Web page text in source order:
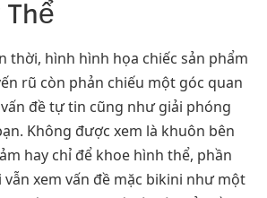
Thể
thời, hình hình họa chiếc sản phẩm
rũ còn phản chiếu một góc quan
đề tự tin cũng như giải phóng
Không được xem là khuôn bên
hay chỉ để khoe hình thể, phần
xem vấn đề mặc bikini như một